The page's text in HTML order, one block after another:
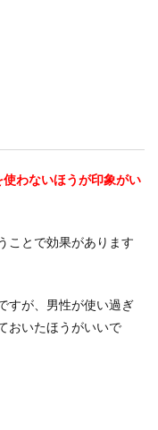
わないほうが印象がい
ことで効果があります
すが、男性が使い過ぎ
おいたほうがいいで